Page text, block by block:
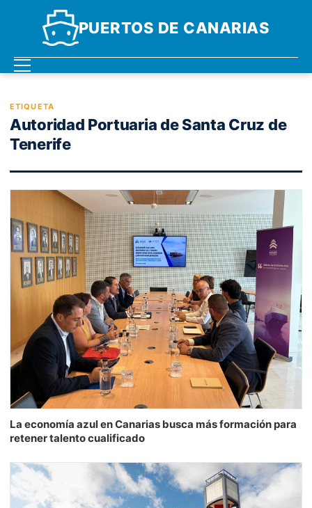
PUERTOS DE CANARIAS
ETIQUETA
Autoridad Portuaria de Santa Cruz de
Tenerife
La economía azul en Canarias busca más formación para
retener talento cualificado